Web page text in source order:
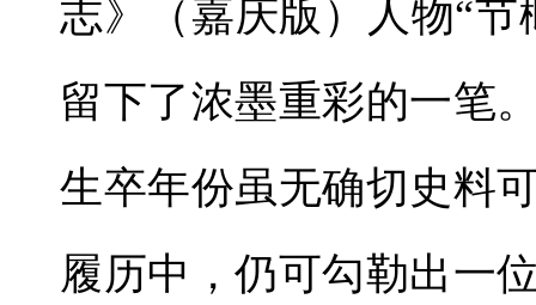
志》（嘉庆版）人物“
留下了浓墨重彩的一笔
生卒年份虽无确切史料
履历中，仍可勾勒出一